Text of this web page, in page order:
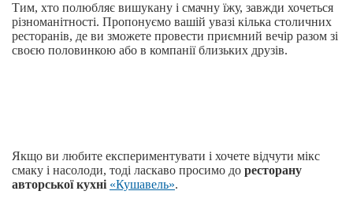
Тим, хто полюбляє вишукану і смачну їжу, завжди хочеться
різноманітності. Пропонуємо вашій увазі кілька столичних
ресторанів, де ви зможете провести приємний вечір разом зі
своєю половинкою або в компанії близьких друзів.
Якщо ви любите експериментувати і хочете відчути мікс
смаку і насолоди, тоді ласкаво просимо до ресторану
авторської кухні «Кушавель».